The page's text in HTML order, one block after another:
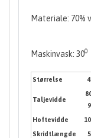
Materiale: 70%
Maskinvask: 300
Størrelse
Taljevidde
Hoftevidde
Skridtlængde